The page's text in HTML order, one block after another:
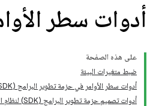
أدوات سطر
على هذه الصفحة
ضبط متغيرات البيئة
أدوات سطر الأوامر في حزمة تطوير البرامج (SDK) لنظام التشغيل Android
أدوات تصميم حزمة تطوير البرامج (SDK) لنظام التشغيل Android